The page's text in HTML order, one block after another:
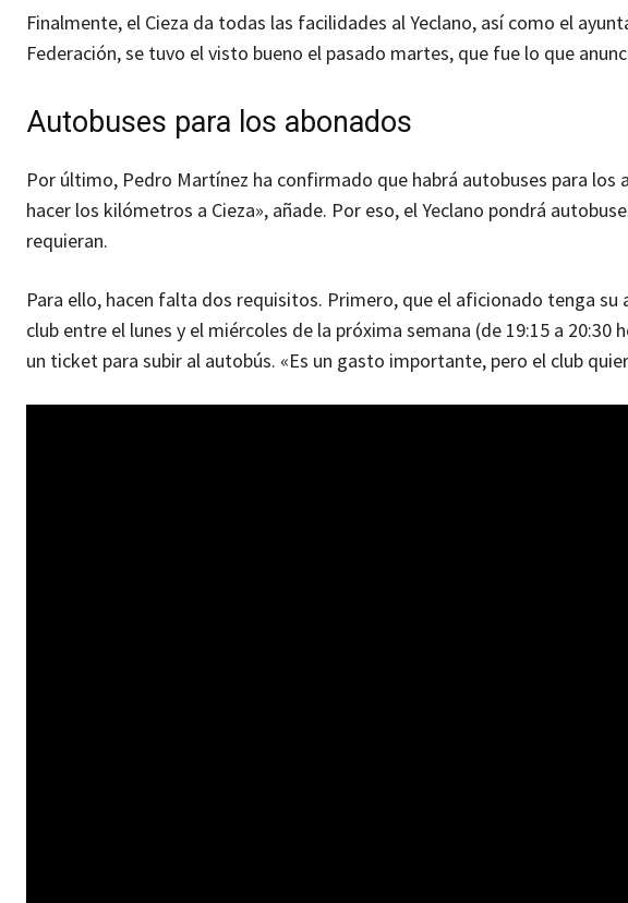
Finalmente, el Cieza da todas las facilidades al Yeclano, así como el
Federación, se tuvo el visto bueno el pasado martes, que fue lo que
Autobuses para los abonados
Por último, Pedro Martínez ha confirmado que habrá autobuses para los
hacer los kilómetros a Cieza», añade. Por eso, el Yeclano pondrá
requieran.
Para ello, hacen falta dos requisitos. Primero, que el aficionado tenga
club entre el lunes y el miércoles de la próxima semana (de 19:15 a 20:30
un ticket para subir al autobús. «Es un gasto importante, pero el club